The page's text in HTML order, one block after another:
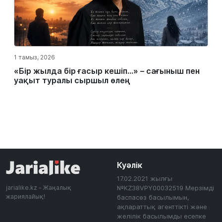
1 тамыз, 2026
«Бір жылда бір ғасыр кешіп…» – сағыныш пен
уақыт туралы сыршыл өлең
jarialike.kz - Жаңалық
жариялайық!
Куәлік
17.02.2021 жылғы
№KZ38VPY00032519 Мерзімді
баспасөз басылымын,
ақпараттық агенттікті және
желілік басылымды есепке